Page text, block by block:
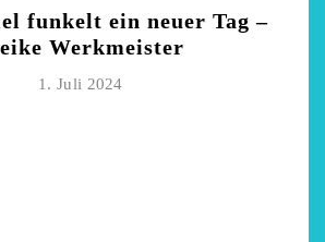
funkelt ein neuer Tag –
Werkmeister
1. Juli 2024